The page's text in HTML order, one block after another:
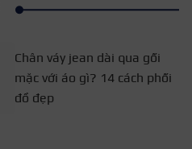
Chân váy jean dài qua gối
mặc với áo gì? 14 cách phối
đồ đẹp